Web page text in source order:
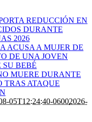
REDUCCIÓN EN
DURANTE
2026
ACUSA A MUJER DE
DE UNA JOVEN
SU BEBÉ
MUERE DURANTE
TRAS ATAQUE
05T12:24:40-06002026-